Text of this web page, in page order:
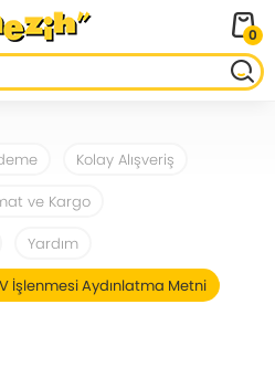
0
Kolay Alışveriş
ve Kargo
Yardım
İşlenmesi Aydınlatma Metni